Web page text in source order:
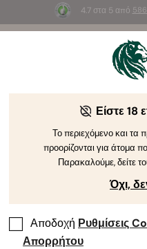
4.7 στα 5 από
Summer Sales
Είστε 18
Το περιεχόμενο και τα
προορίζονται για άτομα
Παρακαλούμε, δείτε
Όχι,
Αποδοχή Ρυθμίσεις
Απορρήτου